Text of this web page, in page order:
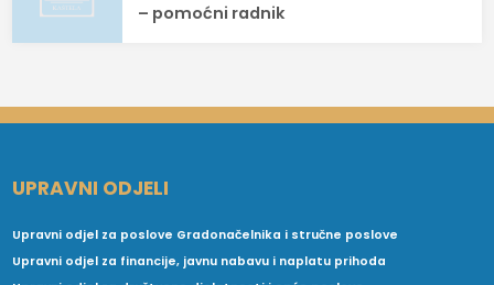
– pomoćni radnik
UPRAVNI ODJELI
Upravni odjel za poslove Gradonačelnika i stručne poslove
Upravni odjel za financije, javnu nabavu i naplatu prihoda